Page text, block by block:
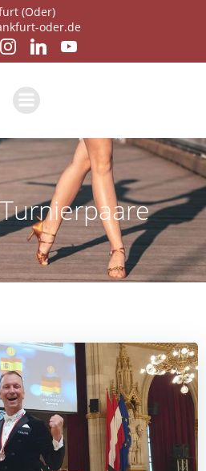
Zum
Inhalt
springen
(Oder)
oder.de